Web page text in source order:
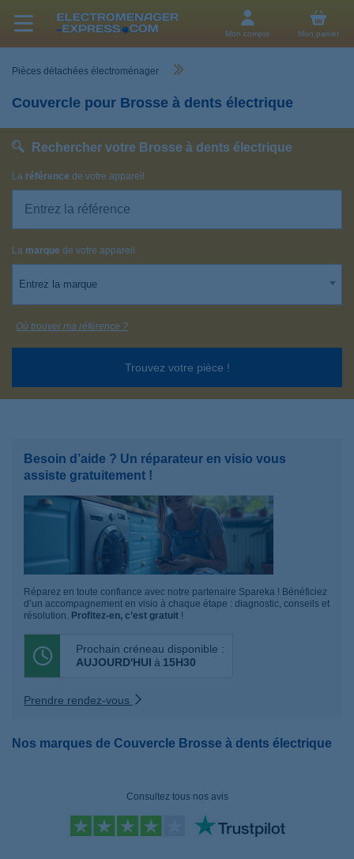
Mon compte Mon panier
Pièces détachées électroménager
Couvercle pour Brosse à dents électrique
Rechercher votre Brosse à dents électrique
La référence de votre appareil
La marque de votre appareil
Entrez la marque
Trouvez votre pièce !
Où trouver ma référence ?
Besoin d’aide ? Un réparateur en visio vous
assiste gratuitement !
Réparez en toute confiance avec notre partenaire Spareka ! Bénéficiez
d’un accompagnement en visio à chaque étape : diagnostic, conseils et
résolution. Profitez-en, c’est gratuit !
Prochain créneau disponible :
AUJOURD'HUI à 15H30
Prendre rendez-vous
Nos marques de Couvercle Brosse à dents électrique
Consultez tous nos avis